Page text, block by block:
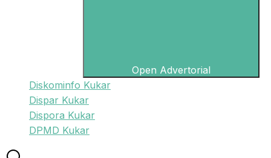
Open Advertorial
Diskominfo Kukar
Dispar Kukar
Dispora Kukar
DPMD Kukar